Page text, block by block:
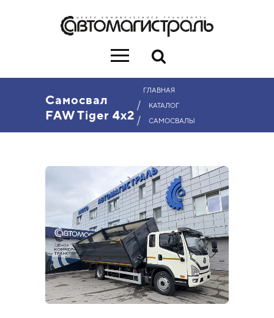
Самосвал
FAW Tiger 4x2
ГЛАВНАЯ
/ КАТАЛОГ
/ САМОСВАЛЫ